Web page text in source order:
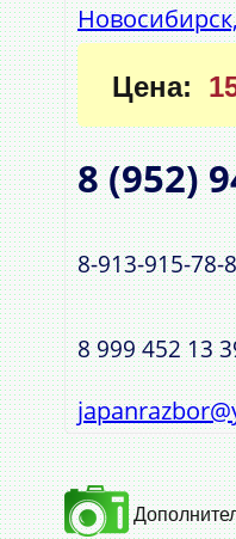
Цена:
8 (952)
8 999 452 13